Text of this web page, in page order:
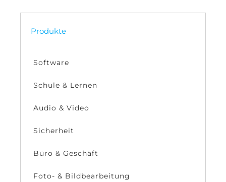
Produkte
Software
Schule & Lernen
Audio & Video
Sicherheit
Büro & Geschäft
Foto- & Bildbearbeitung